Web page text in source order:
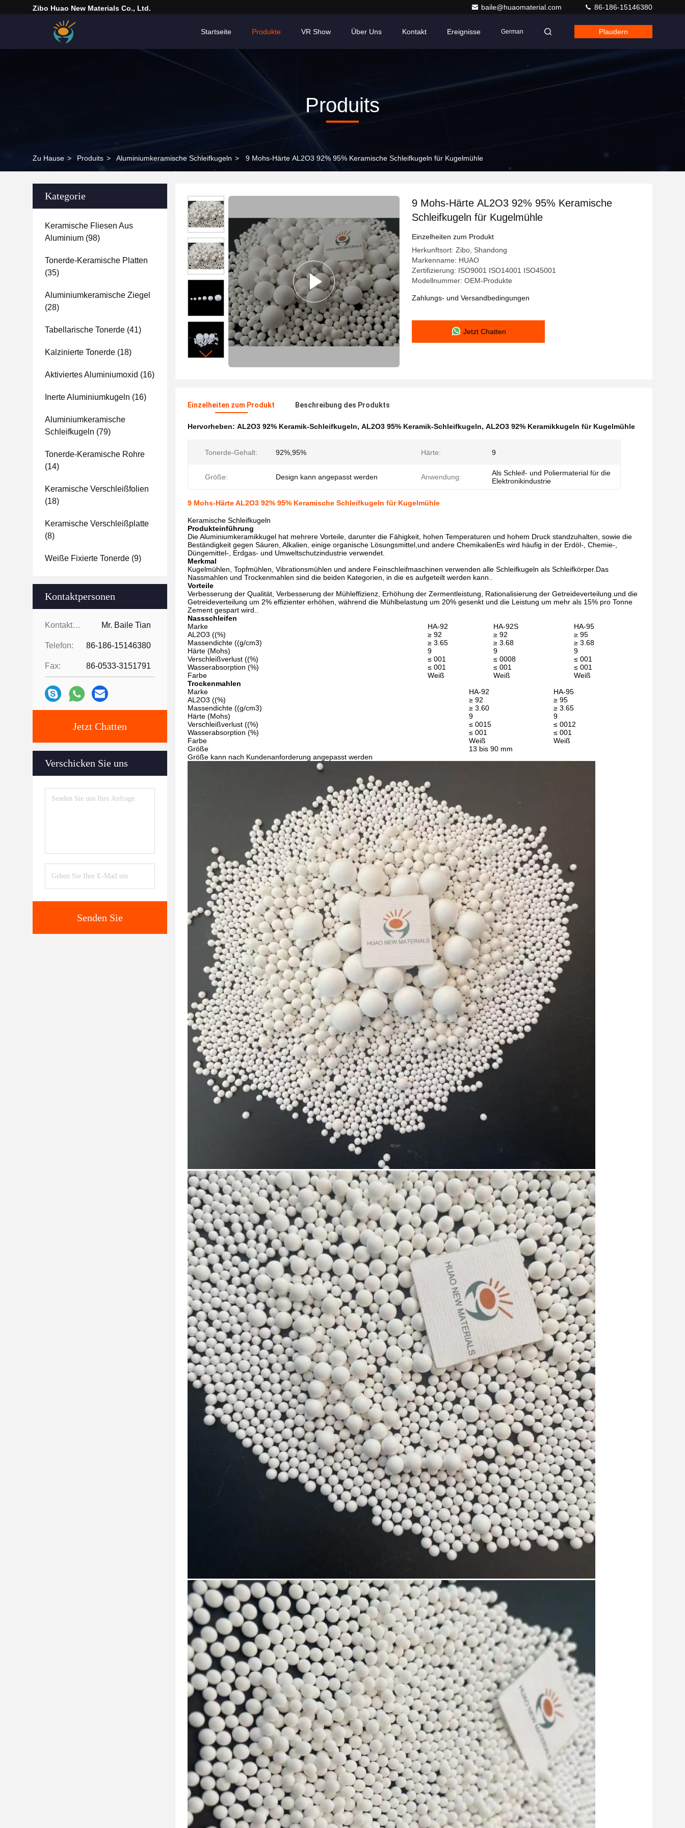
Zibo Huao New Materials Co., Ltd. baile@huaomaterial.com 86-186-15146380
Startseite Produkte VR Show Über Uns Kontakt Ereignisse German Plaudern
Produits
Zu Hause > Produits > Aluminiumkeramische Schleifkugeln > 9 Mohs-Härte AL2O3 92% 95% Keramische Schleifkugeln für Kugelmühle
Kategorie
Keramische Fliesen Aus
Aluminium (98)
Tonerde-Keramische Platten
(35)
Aluminiumkeramische Ziegel
(28)
Tabellarische Tonerde (41)
Kalzinierte Tonerde (18)
Aktiviertes Aluminiumoxid (16)
Inerte Aluminiumkugeln (16)
Aluminiumkeramische
Schleifkugeln (79)
Tonerde-Keramische Rohre
(14)
Keramische Verschleißfolien
(18)
Keramische Verschleißplatte
(8)
Weiße Fixierte Tonerde (9)
Kontaktpersonen
Kontaktpersonen: Mr. Baile Tian
Telefon: 86-186-15146380
Fax: 86-0533-3151791
Jetzt Chatten
Verschicken Sie uns
Senden Sie
9 Mohs-Härte AL2O3 92% 95% Keramische
Schleifkugeln für Kugelmühle
Einzelheiten zum Produkt
Herkunftsort: Zibo, Shandong
Markenname: HUAO
Zertifizierung: ISO9001 ISO14001 ISO45001
Modellnummer: OEM-Produkte
Zahlungs- und Versandbedingungen
Jetzt Chatten
Einzelheiten zum Produkt Beschreibung des Produkts
Hervorheben: AL2O3 92% Keramik-Schleifkugeln, AL2O3 95% Keramik-Schleifkugeln, AL2O3 92% Keramikkugeln für Kugelmühle
Tonerde-Gehalt: 92%,95% Härte: 9
Größe: Design kann angepasst werden Anwendung:
Als Schleif- und Poliermaterial für die
Elektronikindustrie
9 Mohs-Härte AL2O3 92% 95% Keramische Schleifkugeln für Kugelmühle
Keramische Schleifkugeln
Produkteinführung
Die Aluminiumkeramikkugel hat mehrere Vorteile, darunter die Fähigkeit, hohen Temperaturen und hohem Druck standzuhalten, sowie die
Beständigkeit gegen Säuren, Alkalien, einige organische Lösungsmittel,und andere ChemikalienEs wird häufig in der Erdöl-, Chemie-,
Düngemittel-, Erdgas- und Umweltschutzindustrie verwendet.
Merkmal
Kugelmühlen, Topfmühlen, Vibrationsmühlen und andere Feinschleifmaschinen verwenden alle Schleifkugeln als Schleifkörper.Das
Nassmahlen und Trockenmahlen sind die beiden Kategorien, in die es aufgeteilt werden kann..
Vorteile
Verbesserung der Qualität, Verbesserung der Mühleffizienz, Erhöhung der Zermentleistung, Rationalisierung der Getreideverteilung.und die
Getreideverteilung um 2% effizienter erhöhen, während die Mühlbelastung um 20% gesenkt und die Leistung um mehr als 15% pro Tonne
Zement gespart wird..
Nassschleifen
Marke
HA-92 HA-92S
HA-95
AL2O3 ((%)
≥ 92 ≥ 92
≥ 95
Massendichte ((g/cm3)
≥ 3.65 ≥ 3.68
≥ 3.68
Härte (Mohs)
9 9
9
Verschleißverlust ((%)
≤ 001 ≤ 0008
≤ 001
Wasserabsorption (%)
≤ 001 ≤ 001
≤ 001
Farbe
Weiß Weiß
Weiß
Trockenmahlen
Marke
HA-92
HA-95
AL2O3 ((%)
≥ 92
≥ 95
Massendichte ((g/cm3)
≥ 3.60
≥ 3.65
Härte (Mohs)
9
9
Verschleißverlust ((%)
≤ 0015
≤ 0012
Wasserabsorption (%)
≤ 001
≤ 001
Farbe
Weiß
Weiß
Größe
13 bis 90 mm
Größe kann nach Kundenanforderung angepasst werden